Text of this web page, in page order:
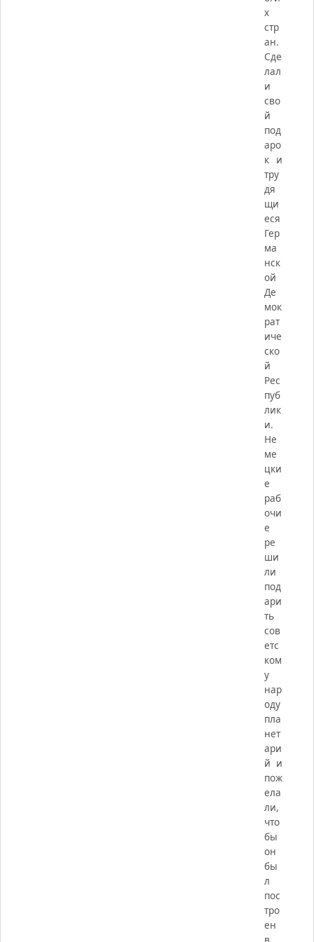
х
стр
ан.
Сде
лал
и
сво
й
под
аро
к и
тру
дя
щи
еся
Гер
ма
нск
ой
Де
мок
рат
иче
ско
й
Рес
пуб
лик
и.
Не
ме
цки
е
раб
очи
е
ре
ши
ли
под
ари
ть
сов
етс
ком
у
нар
оду
пла
нет
ари
й и
пож
ела
ли,
что
бы
он
бы
л
пос
тро
ен
в